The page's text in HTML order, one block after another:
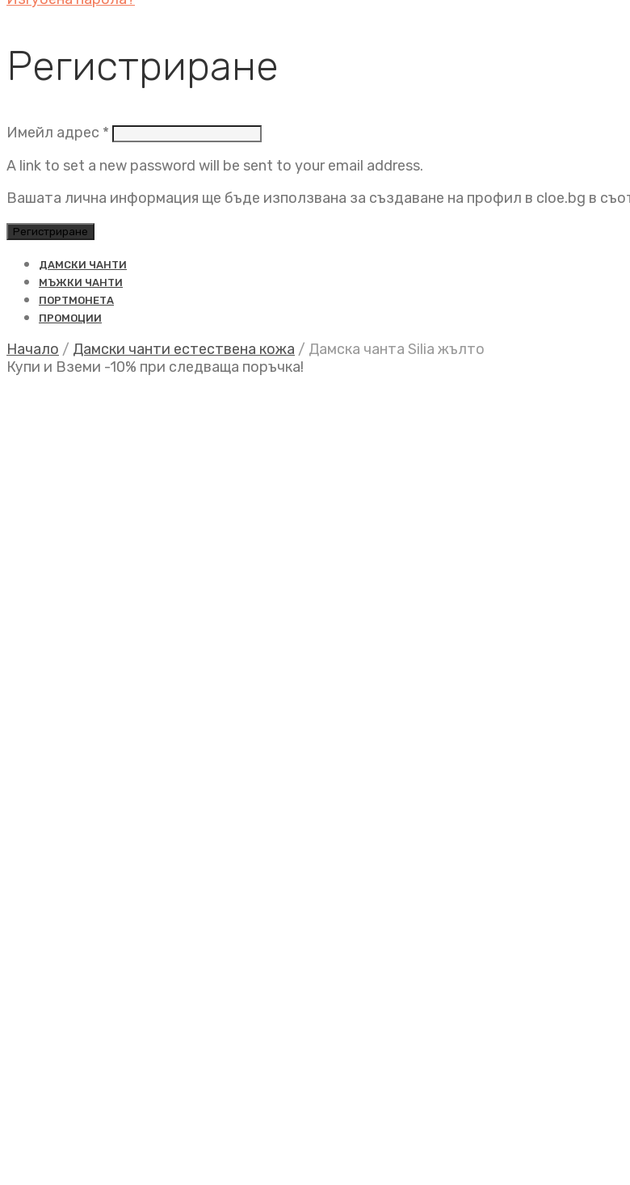
Регистриране
Имейл адрес * Задължително
A link to set a new password will be sent to your email address.
Вашата лична информация ще бъде използвана за създаване на профил в cloe.bg в
Регистриране
ДАМСКИ ЧАНТИ
МЪЖКИ ЧАНТИ
ПОРТМОНЕТА
ПРОМОЦИИ
Начало / Дамски чанти естествена кожа / Дамска чанта Silia жълто
Купи и Вземи -10% при следваща поръчка!